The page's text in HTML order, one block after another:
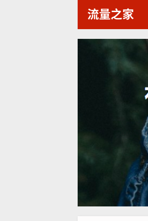
流量之家